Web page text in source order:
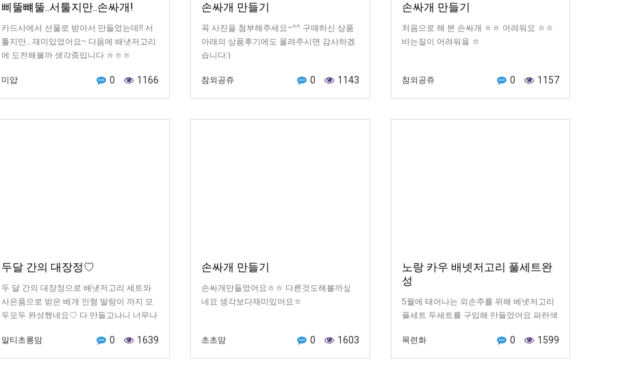
삐뚤뺴뚤..서툴지만..손싸개!
카드사에서 선물로 받아서 만들었는데!! 서
툴지만.. 재미있었어요~ 다음에 배냇저고리
에 도전해볼까 생각중입니다 ㅎㅎㅎ
미얍 0 1166
손싸개 만들기
꼭 사진을 첨부해주세요~^^ 구매하신 상품
아래의 상품후기에도 올려주시면 감사하겠
습니다:)
참외공쥬 0 1143
손싸개 만들기
처음으로 해 본 손싸개 ㅎㅎ 어려워요 ㅎㅎ
바는질이 어려워욬 ㅎ
참외공쥬 0 1157
두달 간의 대장정♡
두 달 간의 대장정으로 배냇저고리 세트와
사은품으로 받은 베개 인형 딸랑이 까지 모
두모두 완성했네요♡ 다 만들고나니 너무나
쓰는 모습을 보고싶네요♡ 덕분에 좋은 태
교했어요♡♡♡
말티초롱맘 0 1639
손싸개 만들기
손싸개만들었어요ㅎㅎ 다른것도해볼까싶
네요 생각보다재미있어요ㅎ
초초맘 0 1603
노랑 카우 배넷저고리 풀세트완
성
5월에 태어나는 외손주를 위해 베넷저고리
풀세트 두세트를 구입해 만들었어요 파란색
두번째 세트 노랑 카우베넷저고리 풀세트를
만들어 올려요^^♡ 손싸게와 베넷저고리는
목련화 0 1599